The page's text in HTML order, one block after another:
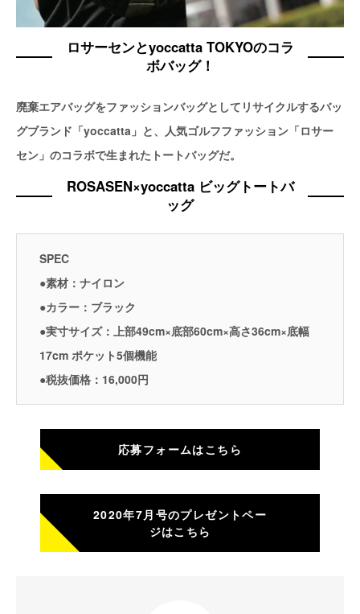
ロサーセンとyoccatta TOKYOのコラ
ボバッグ！
廃棄エアバッグをファッションバッグとしてリサイクルするバッ
グブランド「yoccatta」と、人気ゴルフファッション「ロサー
セン」のコラボで生まれたトートバッグだ。
ROSASEN×yoccatta ビッグトートバ
ッグ
SPEC
●素材：ナイロン
●カラー：ブラック
●実寸サイズ：上部49cm×底部60cm×高さ36cm×底幅
17cm ポケット5個機能
●税抜価格：16,000円
応募フォームはこちら
2020年7月号のプレゼントペー
ジはこちら